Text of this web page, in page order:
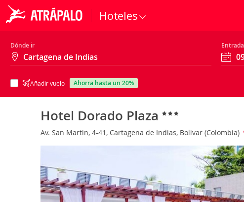
Hoteles
Dónde ir Entrada
Añadir vuelo ahorra hasta un 20%
Hotel Dorado Plaza
Av. San Martin, 4-41, Cartagena de Indias, Bolivar (Colombia)